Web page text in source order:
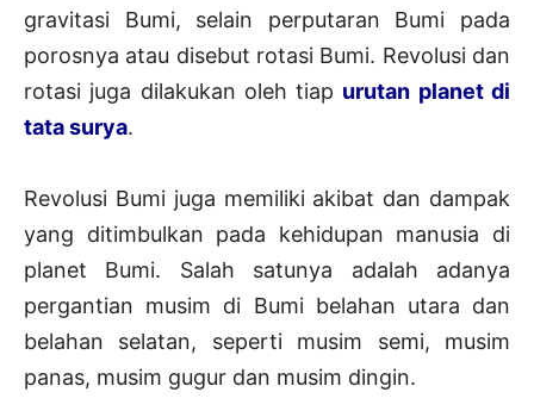
gravitasi Bumi, selain perputaran Bumi pada
porosnya atau disebut rotasi Bumi. Revolusi dan
rotasi juga dilakukan oleh tiap urutan planet di
tata surya.
Revolusi Bumi juga memiliki akibat dan dampak
yang ditimbulkan pada kehidupan manusia di
planet Bumi. Salah satunya adalah adanya
pergantian musim di Bumi belahan utara dan
belahan selatan, seperti musim semi, musim
panas, musim gugur dan musim dingin.